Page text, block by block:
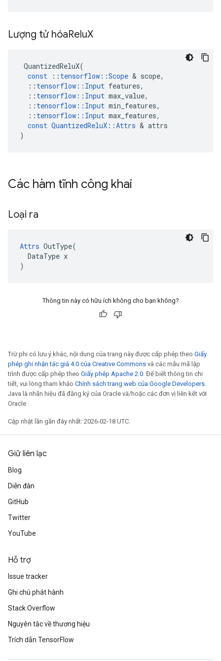
Lượng tử hóaReluX
QuantizedReluX(
const
:: tensorflow ::Scope & scope,
:: tensorflow :: Input features,
:: tensorflow :: Input max_value,
:: tensorflow :: Input min_features,
:: tensorflow :: Input max_features,
const QuantizedReluX ::Attrs & attrs
)
Các hàm tĩnh công khai
Loại ra
Attrs OutType(
  DataType x
)
Thông tin này có hữu ích không cho bạn không?
Trừ phi có lưu ý khác, nội dung của trang này được cấp phép theo Giấy
phép ghi nhận tác giả 4.0 của Creative Commons và các mẫu mã lập
trình được cấp phép theo Giấy phép Apache 2.0. Để biết thông tin chi
tiết, vui lòng tham khảo Chính sách trang web của Google Developers.
Java là nhãn hiệu đã đăng ký của Oracle và/hoặc các đơn vị liên kết với
Oracle.
Cập nhật lần gần đây nhất: 2026-02-18 UTC.
Giữ liên lạc
Blog
Diễn đàn
GitHub
Twitter
YouTube
Hỗ trợ
Issue tracker
Ghi chú phát hành
Stack Overflow
Nguyên tắc về thương hiệu
Trích dẫn TensorFlow